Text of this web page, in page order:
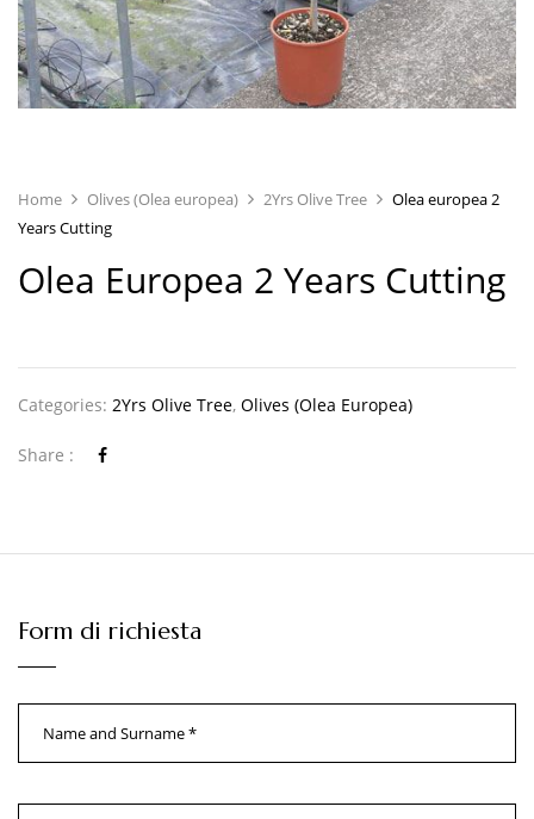
Home Olives (Olea europea) 2Yrs Olive Tree
Olea europea 2
Years Cutting
Olea Europea 2 Years Cutting
Categories: 2Yrs Olive Tree, Olives (Olea Europea)
Share :
Form di richiesta